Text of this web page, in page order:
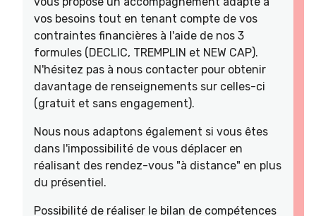
vos besoins tout en tenant compte de vos
contraintes financières à l'aide de nos 3
formules (DECLIC, TREMPLIN et NEW CAP).
N'hésitez pas à nous contacter pour obtenir
davantage de renseignements sur celles-ci
(gratuit et sans engagement).
Nous nous adaptons également si vous êtes
dans l'impossibilité de vous déplacer en
réalisant des rendez-vous "à distance" en plus
du présentiel.
Possibilité de réaliser le bilan de compétences